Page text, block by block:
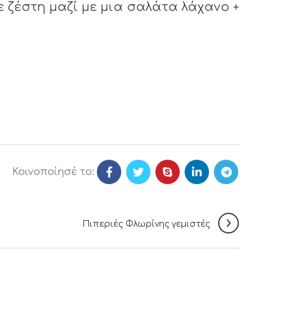
ζέστη μαζί με μια σαλάτα λάχανο +
Κοινοποίησέ το:
Πιπεριές Φλωρίνης γεμιστές